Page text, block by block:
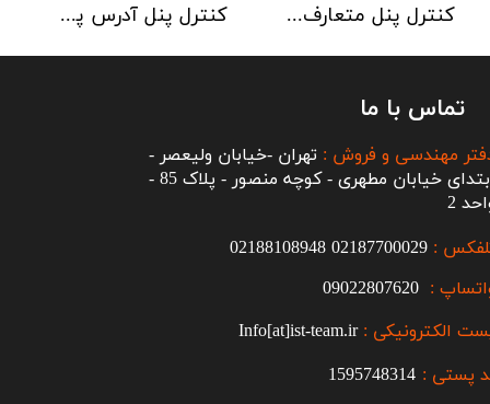
کنترل پنل آدرس پذیر C-TEC سری XFP دو لوپ 32 زون کنترل پنل متعارف C-TEC سری CFP 8 Zone
تماس با ما
:
02187700029
02188108948
الکترونیکی :Info[at]ist-team.ir
:
مهندسی و فروش : تهران -خیابان ولیعصر -
ابتدای خیابان مطهری - کوچه منصور - پلاک 85 -
2
پستی : 1595748314